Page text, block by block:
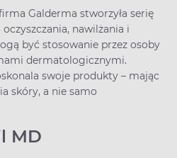
Galderma stworzyła serię
nawilżania i
być stosowanie przez osoby
dermatologicznymi.
swoje produkty – mając
skóry, a nie samo
MD